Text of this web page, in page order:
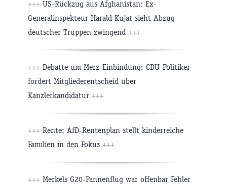
+++ US-Rückzug aus Afghanistan: Ex-
Generalinspekteur Harald Kujat sieht Abzug
deutscher Truppen zwingend +++
+++ Debatte um Merz-Einbindung: CDU-Politiker
fordert Mitgliederentscheid über
Kanzlerkandidatur +++
+++ Rente: AfD-Rentenplan stellt kinderreiche
Familien in den Fokus +++
+++ Merkels G20-Pannenflug war offenbar Fehler